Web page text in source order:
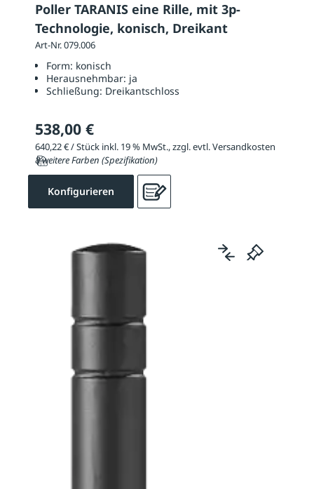
Poller TARANIS eine Rille, mit 3p-
Technologie, konisch, Dreikant
Art-Nr. 079.006
Form: konisch
Herausnehmbar: ja
Schließung: Dreikantschloss
538,00 €
640,22 € / Stück inkl. 19 % MwSt., zzgl. evtl. Versandkosten
8 weitere Farben (Spezifikation)
Konfigurieren